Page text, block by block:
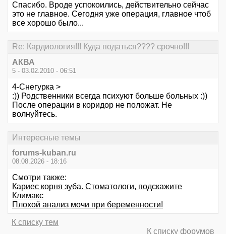
Спасибо. Вроде успокоились, действительно сейчас
это не главное. Сегодня уже операция, главное чтоб
все хорошо было...
Re: Кардиология!!! Куда податься???? срочно!!!
АКВА
5 - 03.02.2010 - 06:51
4-Снегурка >
:)) Родственники всегда психуют больше больных :))
После операции в коридор не положат. Не
волнуйтесь.
Интересные темы
forums-kuban.ru
08.08.2026 - 18:16
Смотри также:
Кариес корня зуба. Стоматологи, подскажите
Климакс
Плохой анализ мочи при беременности!
К списку тем
К списку форумов